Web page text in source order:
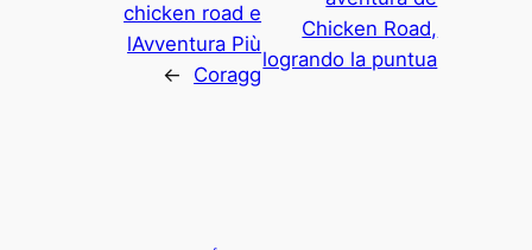
Chicken Road,
logrando la puntua
chicken road e
lAvventura Più
Coragg
→